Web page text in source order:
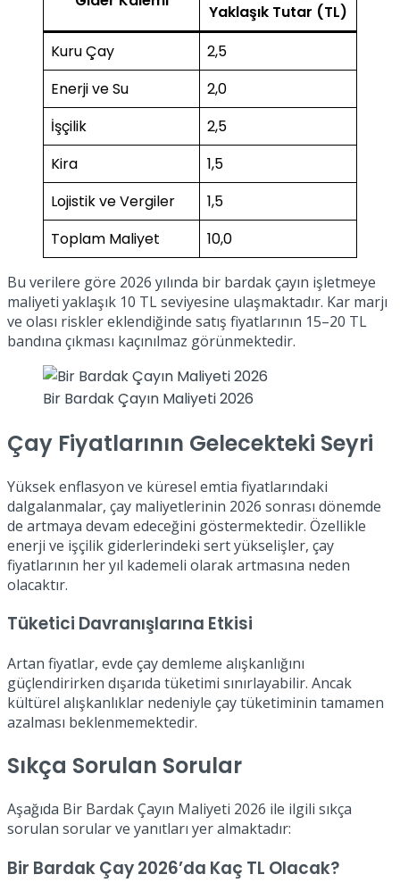
Yaklaşık Tutar (TL)
Kuru Çay
2,5
Enerji ve Su
2,0
İşçilik
2,5
Kira
1,5
Lojistik ve Vergiler
1,5
Toplam Maliyet
10,0
Bu verilere göre 2026 yılında bir bardak çayın işletmeye
maliyeti yaklaşık 10 TL seviyesine ulaşmaktadır. Kar marjı
ve olası riskler eklendiğinde satış fiyatlarının 15–20 TL
bandına çıkması kaçınılmaz görünmektedir.
Bir Bardak Çayın Maliyeti 2026
Çay Fiyatlarının Gelecekteki Seyri
Yüksek enflasyon ve küresel emtia fiyatlarındaki
dalgalanmalar, çay maliyetlerinin 2026 sonrası dönemde
de artmaya devam edeceğini göstermektedir. Özellikle
enerji ve işçilik giderlerindeki sert yükselişler, çay
fiyatlarının her yıl kademeli olarak artmasına neden
olacaktır.
Tüketici Davranışlarına Etkisi
Artan fiyatlar, evde çay demleme alışkanlığını
güçlendirirken dışarıda tüketimi sınırlayabilir. Ancak
kültürel alışkanlıklar nedeniyle çay tüketiminin tamamen
azalması beklenmemektedir.
Sıkça Sorulan Sorular
Aşağıda Bir Bardak Çayın Maliyeti 2026 ile ilgili sıkça
sorulan sorular ve yanıtları yer almaktadır:
Bir Bardak Çay 2026’da Kaç TL Olacak?